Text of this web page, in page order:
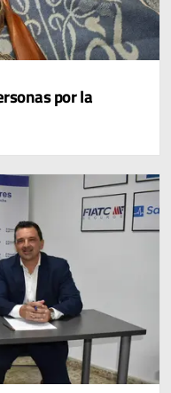
por la